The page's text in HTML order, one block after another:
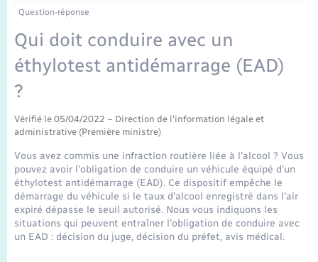
Etat-civil - Papiers - Citoyenneté
Mariage – PACS
Parrainage civil
Recensement
Logement - Urbanisme
Loisirs
Nouvel habitant
Numérique
Organisation d’événement
Transports scolaires
Travaux - Autorisation d’occupation de l’espace
Compétences
Plan interactif
Présentation de la commune
Publications
La Communauté de communes
Question-réponse
Qui doit conduire avec un
éthylotest antidémarrage (EAD)
?
Vérifié le 05/04/2022 – Direction de l'information légale et
administrative (Première ministre)
Vous avez commis une infraction routière liée à l'alcool ? Vous
pouvez avoir l'obligation de conduire un véhicule équipé d'un
éthylotest antidémarrage (EAD). Ce dispositif empêche le
démarrage du véhicule si le taux d'alcool enregistré dans l'air
expiré dépasse le seuil autorisé. Nous vous indiquons les
situations qui peuvent entraîner l'obligation de conduire avec
un EAD : décision du juge, décision du préfet, avis médical.